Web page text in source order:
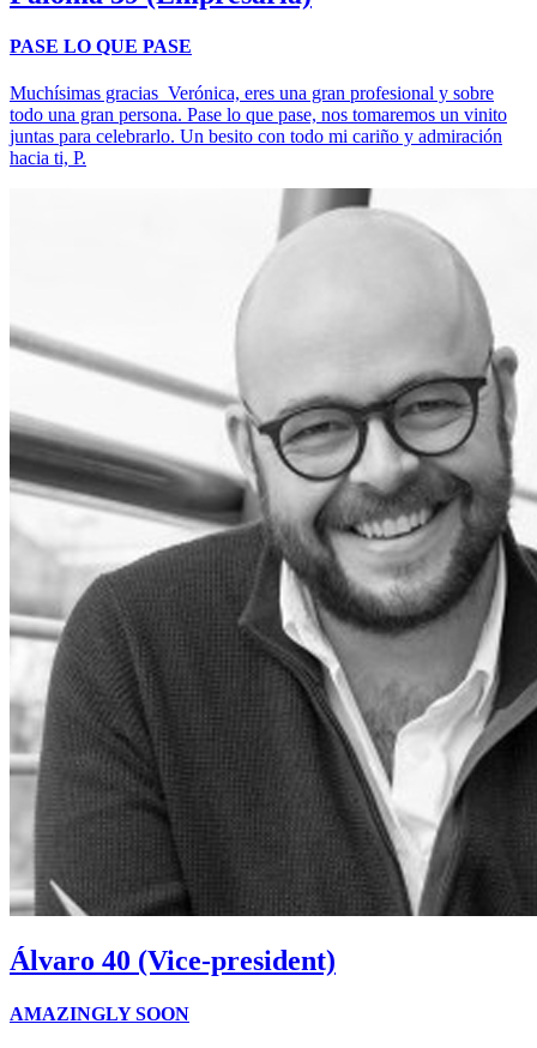
PASE LO QUE PASE
Muchísimas gracias Verónica, eres una gran profesional y sobre
todo una gran persona. Pase lo que pase, nos tomaremos un vinito
juntas para celebrarlo. Un besito con todo mi cariño y admiración
hacia ti, P.
Álvaro 40 (Vice-president)
AMAZINGLY SOON